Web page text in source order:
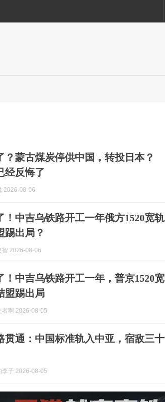
？蒙古煤炭停供中国，转投日本？
经反悔了
2026-08-06
！中吉乌铁路开工一年俄方1520宽轨
踢出局？
智 2026-08-06
！中吉乌铁路开工一年，普京1520宽
盟踢出局
者啊 2026-08-05
贯通：中国标准轨入中亚，宿敌三十
李子 2026-08-05